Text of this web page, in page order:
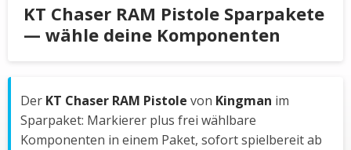
KT Chaser RAM Pistole Sparpakete
— wähle deine Komponenten
Der KT Chaser RAM Pistole von Kingman im
Sparpaket: Markierer plus frei wählbare
Komponenten in einem Paket, sofort spielbereit ab